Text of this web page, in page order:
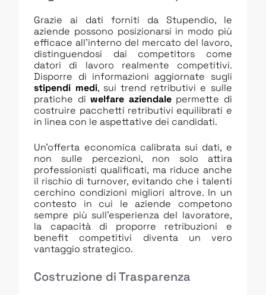
Grazie ai dati forniti da Stupendio, le
aziende possono posizionarsi in modo più
efficace all’interno del mercato del lavoro,
distinguendosi dai competitors come
datori di lavoro realmente competitivi.
Disporre di informazioni aggiornate sugli
stipendi medi, sui trend retributivi e sulle
pratiche diwelfare aziendalepermette di
costruire pacchetti retributivi equilibrati e
in linea con le aspettative dei candidati.
Un’offerta economica calibrata sui dati, e
non sulle percezioni, non solo attira
professionisti qualificati, ma riduce anche
il rischio di turnover, evitando che i talenti
cerchino condizioni migliori altrove. In un
contesto in cui le aziende competono
sempre più sull’esperienza del lavoratore,
la capacità di proporre retribuzioni e
benefit competitivi diventa un vero
vantaggio strategico.
Costruzione di Trasparenza